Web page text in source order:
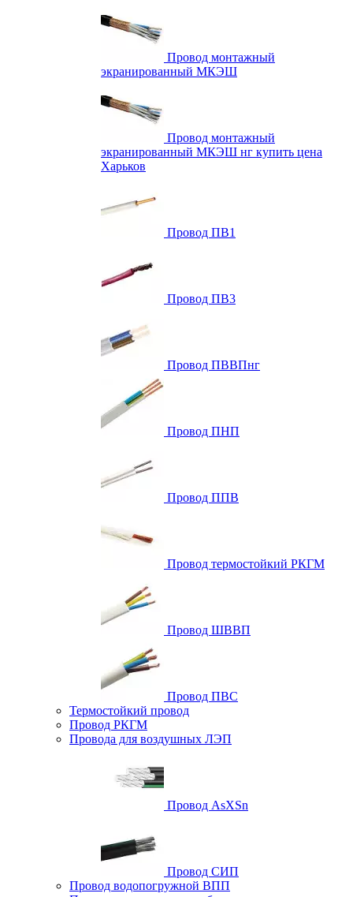
Провод монтажный
экранированный МКЭШ
Провод монтажный
экранированный МКЭШ нг купить цена
Харьков
Провод ПВ1
Провод ПВ3
Провод ПВВПнг
Провод ПНП
Провод ППВ
Провод термостойкий РКГМ
Провод ШВВП
Провод ПВС
Термостойкий провод
Провод РКГМ
Провода для воздушных ЛЭП
Провод AsXSn
Провод СИП
Провод водопогружной ВПП